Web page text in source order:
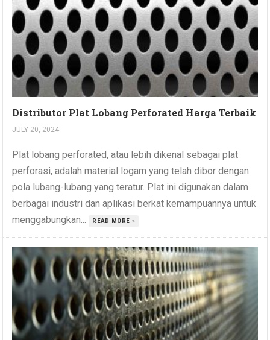
Distributor Plat Lobang Perforated Harga Terbaik
JULY 20, 2024
Plat lobang perforated, atau lebih dikenal sebagai plat
perforasi, adalah material logam yang telah dibor dengan
pola lubang-lubang yang teratur. Plat ini digunakan dalam
berbagai industri dan aplikasi berkat kemampuannya untuk
menggabungkan...
READ MORE »